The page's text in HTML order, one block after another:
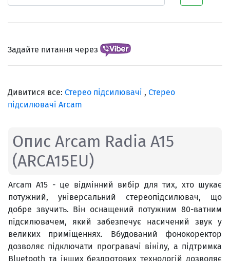
Задайте питання через
Дивитися все: Стерео підсилювачі , Стерео
підсилювачі Arcam
Опис Arcam Radia A15
(ARCA15EU)
Arcam A15 - це відмінний вибір для тих, хто шукає
потужний, універсальний стереопідсилювач, що
добре звучить. Він оснащений потужним 80-ватним
підсилювачем, який забезпечує насичений звук у
великих приміщеннях. Вбудований фонокоректор
дозволяє підключати програвачі вінілу, а підтримка
Bluetooth та інших бездротових технологій дозволяє